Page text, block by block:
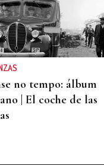
no tempo: álbum
| El coche de las